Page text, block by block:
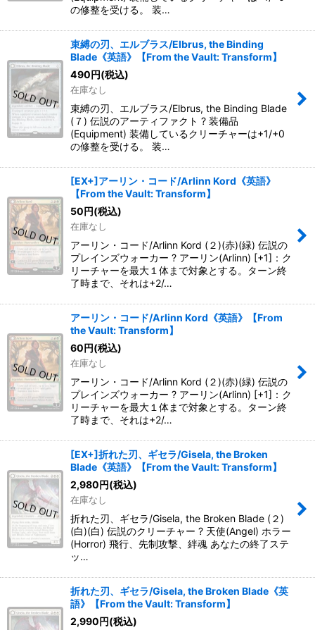
の修整を受ける。 装…
束縛の刃、エルブラス/Elbrus, the Binding
Blade《英語》【From the Vault: Transform】
490円(税込)
在庫なし
束縛の刃、エルブラス/Elbrus, the Binding Blade
(７) 伝説のアーティファクト ? 装備品
(Equipment) 装備しているクリーチャーは+1/+0
の修整を受ける。 装…
[EX+]アーリン・コード/Arlinn Kord《英語》
【From the Vault: Transform】
50円(税込)
在庫なし
アーリン・コード/Arlinn Kord (２)(赤)(緑) 伝説の
プレインズウォーカー ? アーリン(Arlinn) [+1]：ク
リーチャーを最大１体まで対象とする。ターン終
了時まで、それは+2/…
アーリン・コード/Arlinn Kord《英語》【From
the Vault: Transform】
60円(税込)
在庫なし
アーリン・コード/Arlinn Kord (２)(赤)(緑) 伝説の
プレインズウォーカー ? アーリン(Arlinn) [+1]：ク
リーチャーを最大１体まで対象とする。ターン終
了時まで、それは+2/…
[EX+]折れた刃、ギセラ/Gisela, the Broken
Blade《英語》【From the Vault: Transform】
2,980円(税込)
在庫なし
折れた刃、ギセラ/Gisela, the Broken Blade (２)
(白)(白) 伝説のクリーチャー ? 天使(Angel) ホラー
(Horror) 飛行、先制攻撃、絆魂 あなたの終了ステ
ッ…
折れた刃、ギセラ/Gisela, the Broken Blade《英
語》【From the Vault: Transform】
2,990円(税込)